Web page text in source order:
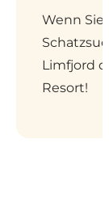
Wenn Sie
Limfjord
Resort!